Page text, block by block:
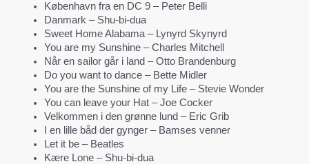
København fra en DC 9 – Peter Belli
Danmark – Shu-bi-dua
Sweet Home Alabama – Lynyrd Skynyrd
You are my Sunshine – Charles Mitchell
Når en sailor går i land – Otto Brandenburg
Do you want to dance – Bette Midler
You are the Sunshine of my Life – Stevie Wonder
You can leave your Hat – Joe Cocker
Velkommen i den grønne lund – Eric Grib
I en lille båd der gynger – Bamses venner
Let it be – Beatles
Kære Lone – Shu-bi-dua